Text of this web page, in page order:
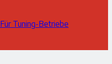
Für Tuning-Betriebe